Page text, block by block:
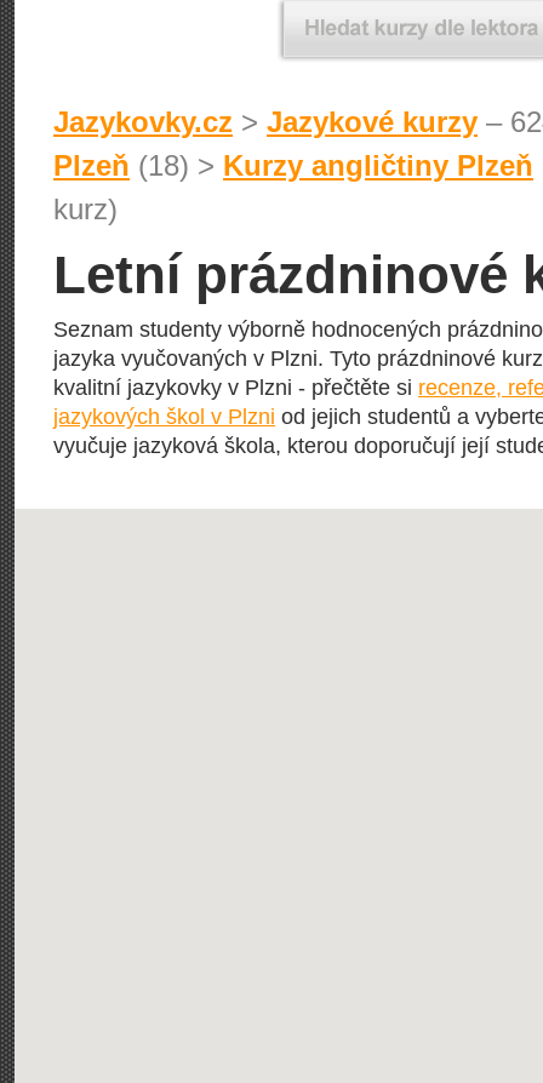
Jazykovky.cz > Jazykové kurzy –
Plzeň (18) > Kurzy angličtiny Plzeň
kurz)
Letní prázdninové
Seznam studenty výborně hodnocených
jazyka vyučovaných v Plzni. Tyto prázdninové
kvalitní jazykovky v Plzni - přečtěte si recenze,
jazykových škol v Plzni od jejich studentů a
vyučuje jazyková škola, kterou doporučují její